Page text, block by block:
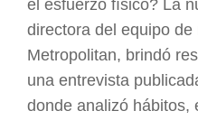
el esfuerzo físico? La
directora del equipo de
Metropolitan, brindó
una entrevista
donde analizó hábitos,